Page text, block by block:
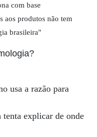
com base
aos produtos não tem
brasileira"
usa a razão para
explicar de onde